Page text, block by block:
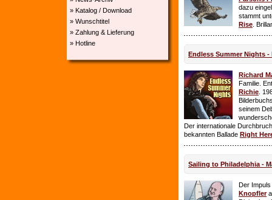
» Katalog / Download
» Wunschtitel
» Zahlung & Lieferung
» Hotline
dazu
stammt
Rise .
Endless Summer Nights -
Richard
Familie.
Richie .
seinem
Der internationale
bekannten Ballade Right
Sailing to Philadelphia -
Der
Knopfler